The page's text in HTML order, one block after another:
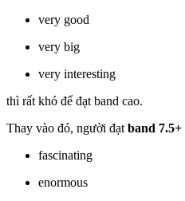
very good
very big
very interesting
thì rất khó để đạt band cao.
Thay vào đó, người đạt band
fascinating
enormous